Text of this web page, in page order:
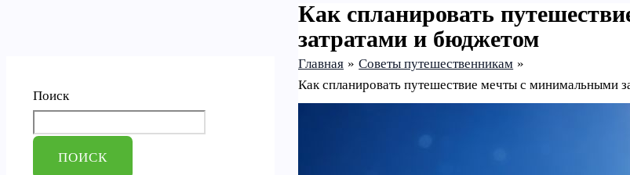
Поиск
ПОИСК
Как спланировать
затратами и бюджетом
Главная
Советы путешественникам
Как спланировать путешествие мечты с минимальными